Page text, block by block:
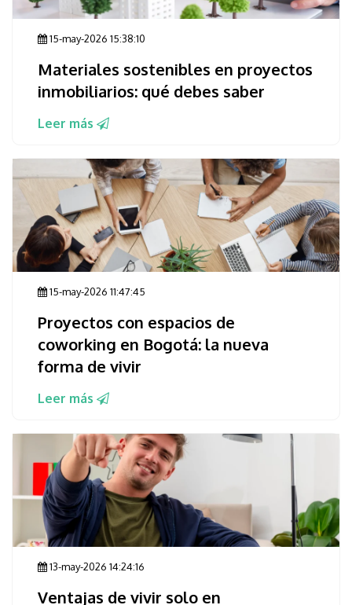
15-may-2026 15:38:10
Materiales sostenibles en proyectos
inmobiliarios: qué debes saber
Leer más
15-may-2026 11:47:45
Proyectos con espacios de
coworking en Bogotá: la nueva
forma de vivir
Leer más
13-may-2026 14:24:16
Ventajas de vivir solo en